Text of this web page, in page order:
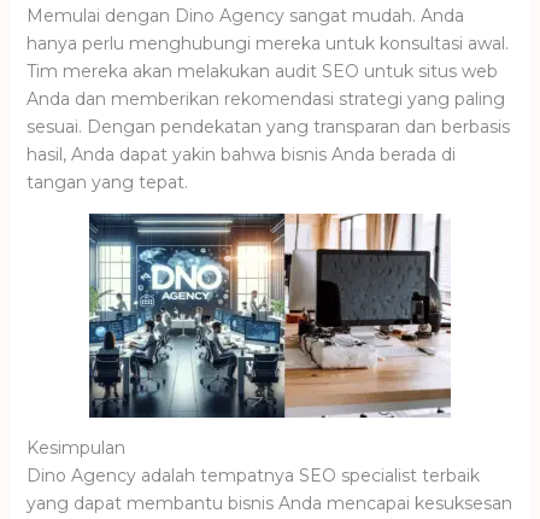
Memulai dengan Dino Agency sangat mudah. Anda
hanya perlu menghubungi mereka untuk konsultasi awal.
Tim mereka akan melakukan audit SEO untuk situs web
Anda dan memberikan rekomendasi strategi yang paling
sesuai. Dengan pendekatan yang transparan dan berbasis
hasil, Anda dapat yakin bahwa bisnis Anda berada di
tangan yang tepat.
Kesimpulan
Dino Agency adalah tempatnya SEO specialist terbaik
yang dapat membantu bisnis Anda mencapai kesuksesan